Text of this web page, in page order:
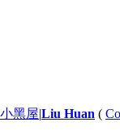
小黑屋|Liu Huan (